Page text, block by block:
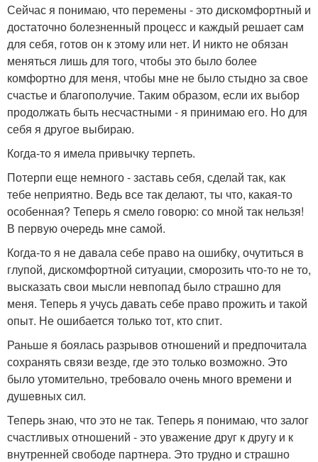
Сейчас я понимаю, что перемены - это дискомфортный и
достаточно болезненный процесс и каждый решает сам
для себя, готов он к этому или нет. И никто не обязан
меняться лишь для того, чтобы это было более
комфортно для меня, чтобы мне не было стыдно за свое
счастье и благополучие. Таким образом, если их выбор
продолжать быть несчастными - я принимаю его. Но для
себя я другое выбираю.
Когда-то я имела привычку терпеть.
Потерпи еще немного - заставь себя, сделай так, как
тебе неприятно. Ведь все так делают, ты что, какая-то
особенная? Теперь я смело говорю: со мной так нельзя!
В первую очередь мне самой.
Когда-то я не давала себе право на ошибку, очутиться в
глупой, дискомфортной ситуации, сморозить что-то не то,
высказать свои мысли невпопад было страшно для
меня. Теперь я учусь давать себе право прожить и такой
опыт. Не ошибается только тот, кто спит.
Раньше я боялась разрывов отношений и предпочитала
сохранять связи везде, где это только возможно. Это
было утомительно, требовало очень много времени и
душевных сил.
Теперь знаю, что это не так. Теперь я понимаю, что залог
счастливых отношений - это уважение друг к другу и к
внутренней свободе партнера. Это трудно и страшно